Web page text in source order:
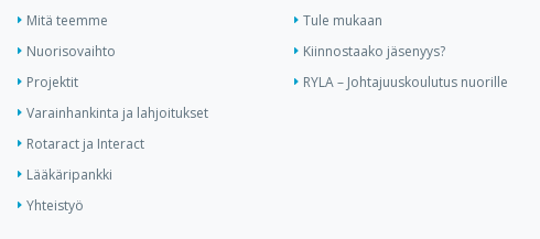
Mitä teemme
Nuorisovaihto
Projektit
Varainhankinta ja lahjoitukset
Rotaract ja Interact
Lääkäripankki
Yhteistyö
Tule mukaan
Kiinnostaako jäsenyys?
RYLA – Johtajuuskoulutus nuorille